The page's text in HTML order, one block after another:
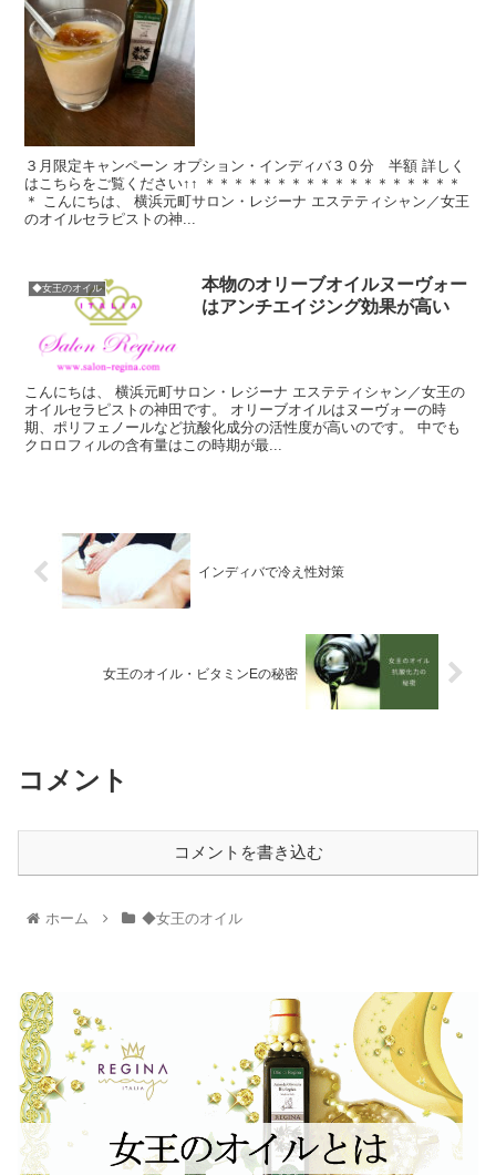
３月限定キャンペーン オプション・インディバ３０分 半額 詳しく
はこちらをご覧ください↑↑ ＊＊＊＊＊＊＊＊＊＊＊＊＊＊＊＊＊＊
＊ こんにちは、 横浜元町サロン・レジーナ エステティシャン／女王
のオイルセラピストの神...
◆女王のオイル
本物のオリーブオイルヌーヴォー
はアンチエイジング効果が高い
こんにちは、 横浜元町サロン・レジーナ エステティシャン／女王の
オイルセラピストの神田です。 オリーブオイルはヌーヴォーの時
期、ポリフェノールなど抗酸化成分の活性度が高いのです。 中でも
クロロフィルの含有量はこの時期が最...
インディバで冷え性対策
女王のオイル・ビタミンEの秘密
コメント
コメントを書き込む
ホーム ◆女王のオイル